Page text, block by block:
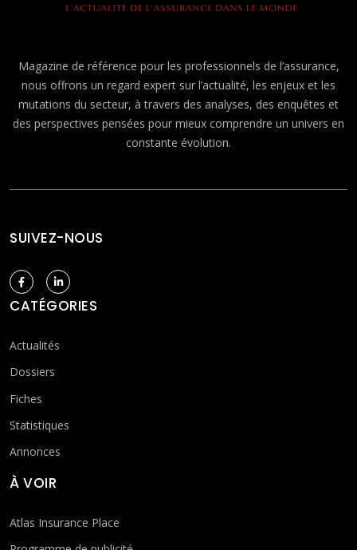
Magazine de référence pour les professionnels de l’assurance,
nous offrons un regard expert sur l’actualité, les enjeux et les
mutations du secteur, à travers des analyses, des enquêtes et
des perspectives pensées pour mieux comprendre un univers en
constante évolution.
SUIVEZ-NOUS
CATÉGORIES
Actualités
Dossiers
Fiches
Statistiques
Annonces
À VOIR
Atlas Insurance Place